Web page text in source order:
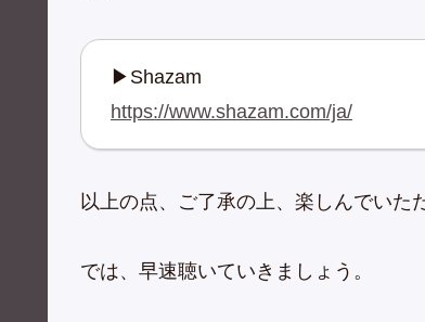
▶Shazam
https://www.shazam.com/ja/
以上の点、ご了承の上、楽しんでいた
では、早速聴いていきましょう。